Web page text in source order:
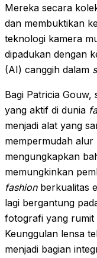
Mereka secara
dan membuktikan
teknologi kamera
dipadukan dengan
(AI) canggih dalam
Bagi Patricia Gouw,
yang aktif di dunia
menjadi alat yang
mempermudah
mengungkapkan
memungkinkan
fashionberkualitas
lagi bergantung
fotografi yang rumit
Keunggulan lensa
menjadi bagian